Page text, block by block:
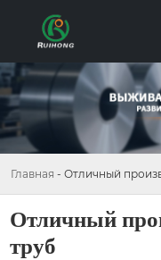
Главная - Отличный
Отличный
труб